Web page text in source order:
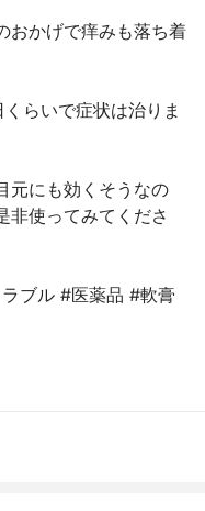
おかげで痒みも落ち着
らいで症状は治りま
元にも効くそうなの
非使ってみてくださ
ブル #医薬品 #軟膏